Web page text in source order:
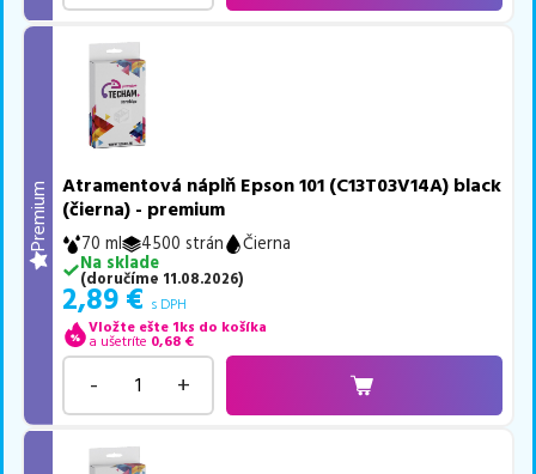
Premium
Atramentová náplň Epson 101 (C13T03V14A) black
(čierna) - premium
70 ml 4500 strán
Čierna
Na sklade
(doručíme 11.08.2026)
2,89 € s DPH
Vložte ešte 1ks do košíka
a ušetríte 0,68 €
- +